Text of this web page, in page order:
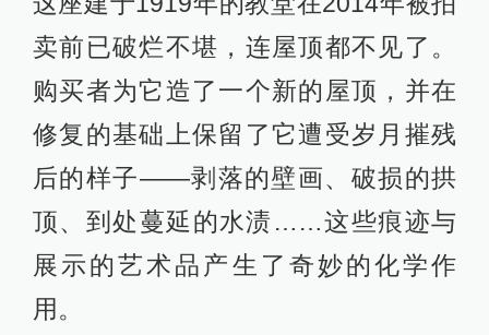
卖前已破烂不堪，连屋顶都不见了。
购买者为它造了一个新的屋顶，并在
修复的基础上保留了它遭受岁月摧残
后的样子——剥落的壁画、破损的拱
顶、到处蔓延的水渍……这些痕迹与
展示的艺术品产生了奇妙的化学作
用。